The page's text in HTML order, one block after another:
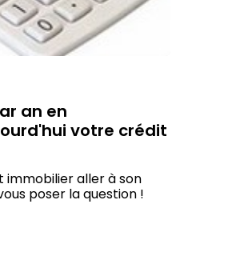
an en
votre crédit
immobilier aller à son
poser la question !